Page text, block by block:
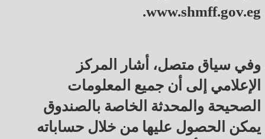
www.shmff.gov.eg.
وفي سياق متصل، أشار المركز
الإعلامي إلى أن جميع المعلومات
الصحيحة والمحدثة الخاصة بالصندوق
يمكن الحصول عليها من خلال حساباته